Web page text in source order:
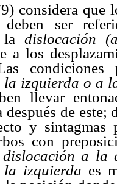
considera que
deben ser
la dislocación
a los
la izquierda o a
llevar
después de
y sintagmas
con
dislocación a la
izquierda es